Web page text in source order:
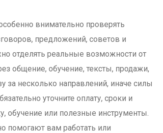
внимательно проверять
предложений, советов и
отделять реальные возможности от
общение, обучение, тексты, продажи,
за несколько направлений, иначе силы
уточните оплату, сроки и
обучение или полезные инструменты.
помогают вам работать или